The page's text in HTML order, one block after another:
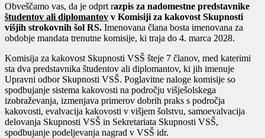
Obveščamo vas, da je odprt razpis za nadomestne predstavnike
študentov ali diplomantov v Komisiji za kakovost Skupnosti
višjih strokovnih šol RS. Imenovana člana bosta imenovana za
obdobje mandata trenutne komisije, ki traja do 4. marca 2028.
Komisija za kakovost Skupnosti VSŠ šteje 7 članov, med katerimi
sta dva predstavnika študentov ali diplomantov, ki jih imenuje
Upravni odbor Skupnosti VSŠ. Poglavitne naloge komisije so
spodbujanje sistema kakovosti na področju višješolskega
izobraževanja, izmenjava primerov dobrih praks s področja
kakovosti, evalvacija kakovosti v višjem šolstvu, samoevalvacija
delovanja Skupnosti VSŠ in Sekretariata Skupnosti VSŠ,
spodbujanje podeljevanja nagrad v VSŠ idr.